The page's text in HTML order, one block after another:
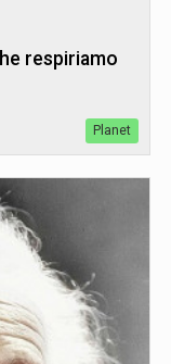
respiriamo
Planet